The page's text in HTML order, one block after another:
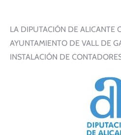
LA DIPUTACIÓN DE ALICANTE
AYUNTAMIENTO DE VALL DE
INSTALACIÓN DE